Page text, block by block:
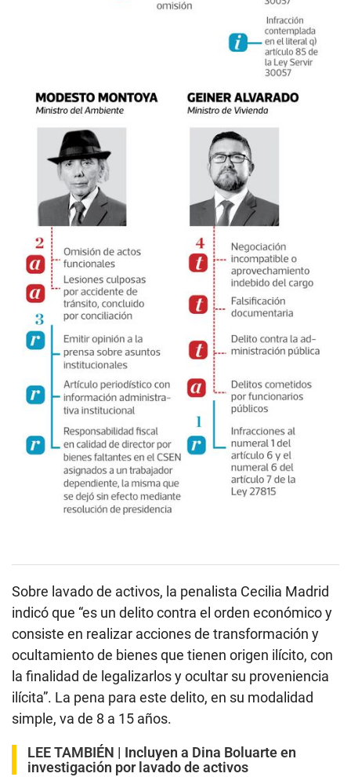
Sobre lavado de activos, la penalista Cecilia Madrid
indicó que “es un delito contra el orden económico y
consiste en realizar acciones de transformación y
ocultamiento de bienes que tienen origen ilícito, con
la finalidad de legalizarlos y ocultar su proveniencia
ilícita”. La pena para este delito, en su modalidad
simple, va de 8 a 15 años.
LEE TAMBIÉN | Incluyen a Dina Boluarte en
investigación por lavado de activos